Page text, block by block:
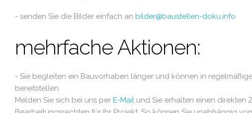
- senden Sie die Bilder einfach an bilder@baustellen-doku.info
mehrfache Aktionen:
- Sie begleiten ein Bauvorhaben länger und können in
bereitstellen.
Melden Sie sich bei uns per E-Mail und Sie erhalten einen direkten